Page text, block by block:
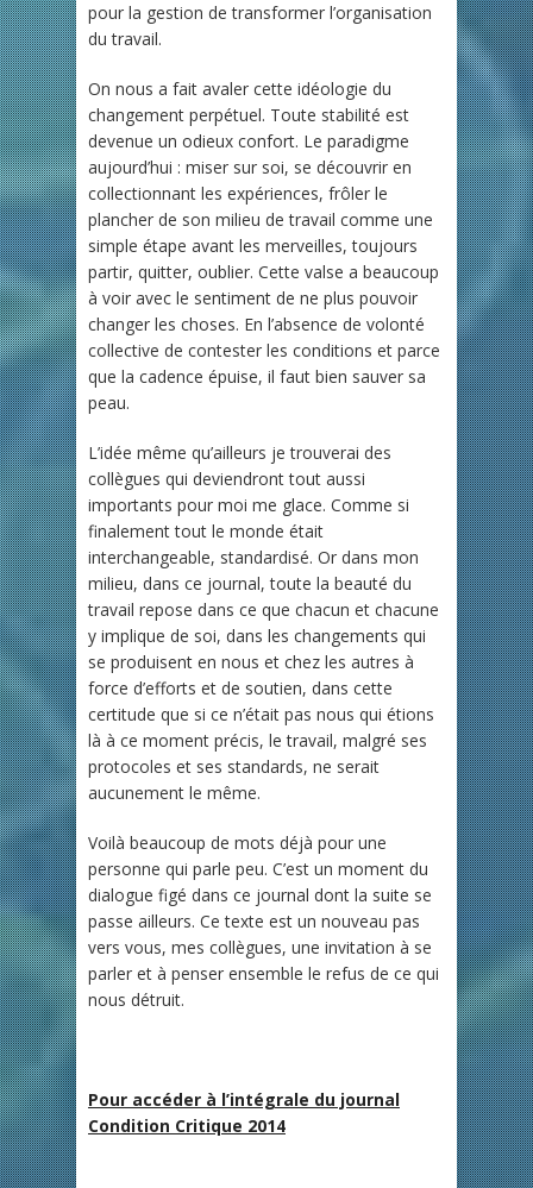
pour la gestion de transformer l’organisation
du travail.
On nous a fait avaler cette idéologie du
changement perpétuel. Toute stabilité est
devenue un odieux confort. Le paradigme
aujourd’hui : miser sur soi, se découvrir en
collectionnant les expériences, frôler le
plancher de son milieu de travail comme une
simple étape avant les merveilles, toujours
partir, quitter, oublier. Cette valse a beaucoup
à voir avec le sentiment de ne plus pouvoir
changer les choses. En l’absence de volonté
collective de contester les conditions et parce
que la cadence épuise, il faut bien sauver sa
peau.
L’idée même qu’ailleurs je trouverai des
collègues qui deviendront tout aussi
importants pour moi me glace. Comme si
finalement tout le monde était
interchangeable, standardisé. Or dans mon
milieu, dans ce journal, toute la beauté du
travail repose dans ce que chacun et chacune
y implique de soi, dans les changements qui
se produisent en nous et chez les autres à
force d’efforts et de soutien, dans cette
certitude que si ce n’était pas nous qui étions
là à ce moment précis, le travail, malgré ses
protocoles et ses standards, ne serait
aucunement le même.
Voilà beaucoup de mots déjà pour une
personne qui parle peu. C’est un moment du
dialogue figé dans ce journal dont la suite se
passe ailleurs. Ce texte est un nouveau pas
vers vous, mes collègues, une invitation à se
parler et à penser ensemble le refus de ce qui
nous détruit.
Pour accéder à l’intégrale du journal
Condition Critique 2014